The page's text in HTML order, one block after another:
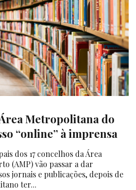
Metropolitana do
“online” à imprensa
dos 17 concelhos da Área
(AMP) vão passar a dar
jornais e publicações, depois de
ter...